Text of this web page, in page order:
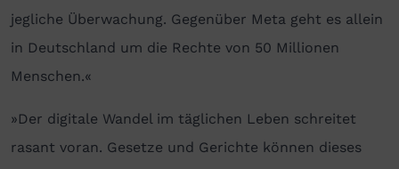
jegliche Überwachung. Gegenüber Meta geht es allein
in Deutschland um die Rechte von 50 Millionen
Menschen.«
»Der digitale Wandel im täglichen Leben schreitet
rasant voran. Gesetze und Gerichte können dieses